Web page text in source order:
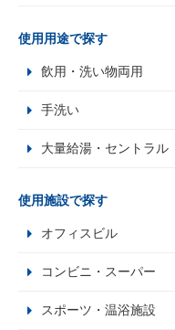
使用用途で探す
飲用・洗い物両用
手洗い
大量給湯・セントラル
使用施設で探す
オフィスビル
コンビニ・スーパー
スポーツ・温浴施設